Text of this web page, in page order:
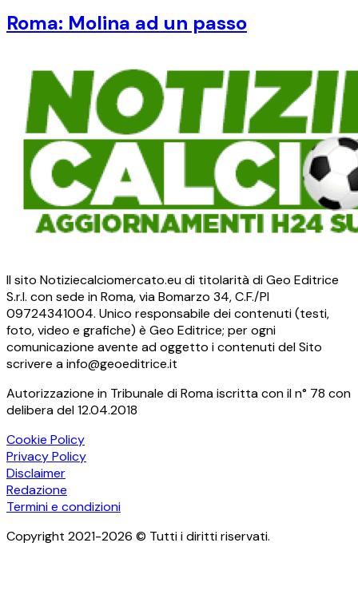
Roma: Molina ad un passo
Il sito Notiziecalciomercato.eu di titolarità di Geo Editrice
S.r.l. con sede in Roma, via Bomarzo 34, C.F./PI
09724341004. Unico responsabile dei contenuti (testi,
foto, video e grafiche) è Geo Editrice; per ogni
comunicazione avente ad oggetto i contenuti del Sito
scrivere a info@geoeditrice.it
Autorizzazione in Tribunale di Roma iscritta con il n° 78 con
delibera del 12.04.2018
Cookie Policy
Privacy Policy
Disclaimer
Redazione
Termini e condizioni
Copyright 2021-2026 © Tutti i diritti riservati.